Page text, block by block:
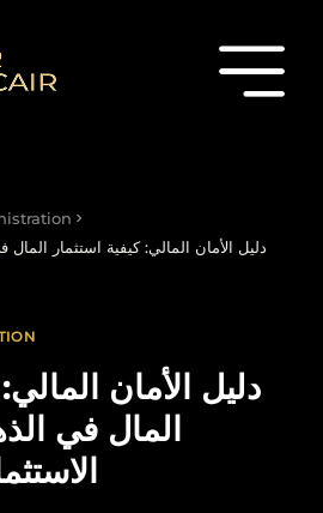
دليل الأمان المالي: كيفية استثمار المال
دليل الأمان
المال في